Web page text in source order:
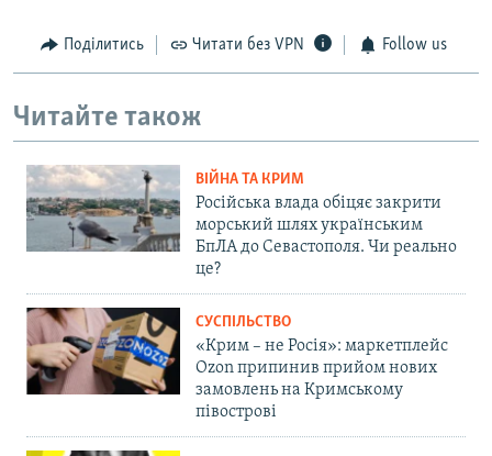
Поділитись Читати без VPN Follow us
Читайте також
ВІЙНА ТА КРИМ
Російська влада обіцяє закрити
морський шлях українським
БпЛА до Севастополя. Чи реально
це?
СУСПІЛЬСТВО
«Крим – не Росія»: маркетплейс
Ozon припинив прийом нових
замовлень на Кримському
півострові